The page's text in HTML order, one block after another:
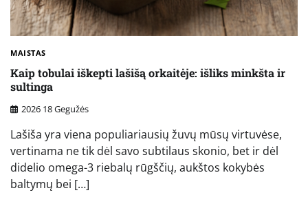
MAISTAS
Kaip tobulai iškepti lašišą orkaitėje: išliks minkšta ir
sultinga
2026 18 Gegužės
Lašiša yra viena populiariausių žuvų mūsų virtuvėse,
vertinama ne tik dėl savo subtilaus skonio, bet ir dėl
didelio omega-3 riebalų rūgščių, aukštos kokybės
baltymų bei […]